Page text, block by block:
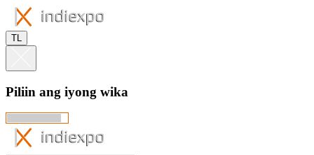
TL
Piliin ang iyong wika